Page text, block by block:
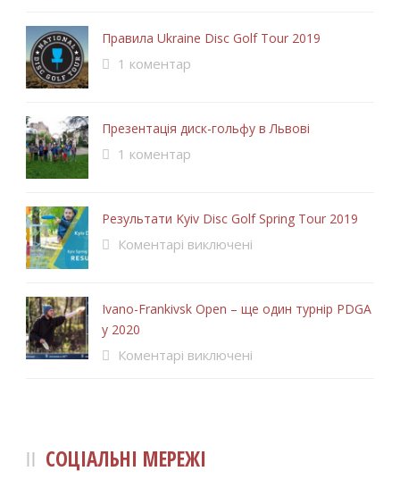
Правила Ukraine Disc Golf Tour 2019
1 коментар
Презентація диск-гольфу в Львові
1 коментар
Результати Kyiv Disc Golf Spring Tour 2019
Коментарі виключені
Ivano-Frankivsk Open – ще один турнір PDGA
у 2020
Коментарі виключені
СОЦІАЛЬНІ МЕРЕЖІ